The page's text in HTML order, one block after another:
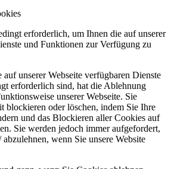
erforderlich, um Ihnen die auf unserer
und Funktionen zur Verfügung zu
unserer Webseite verfügbaren Dienste
erforderlich sind, hat die Ablehnung
unserer Webseite. Sie
blockieren oder löschen, indem Sie Ihre
und das Blockieren aller Cookies auf
Sie werden jedoch immer aufgefordert,
wenn Sie unsere Website